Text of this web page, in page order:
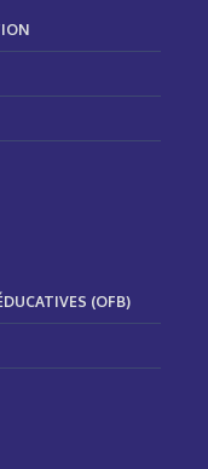
(OFB)